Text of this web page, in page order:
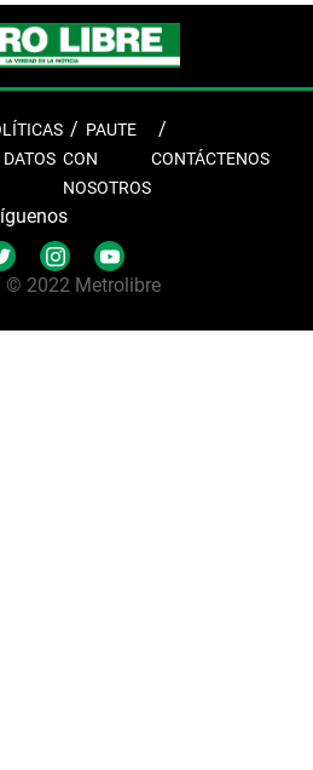
DATOS
PAUTE
CON
NOSOTROS
CONTÁCTENOS
© 2022 Metrolibre